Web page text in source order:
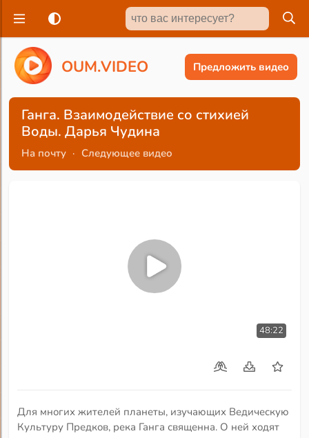
OUM.VIDEO Предложить видео
Ганга. Взаимодействие со стихией
Воды. Дарья Чудина
На почту · Следующее видео
48:22
Для многих жителей планеты, изучающих Ведическую
Культуру Предков, река Ганга священна. О ней ходят